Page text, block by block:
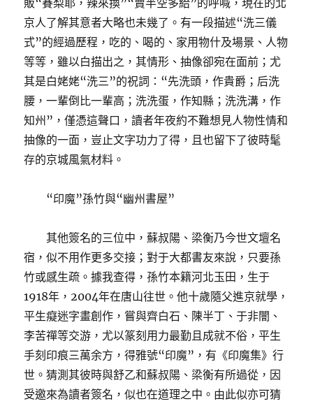
販“賽梨耶，辣來換”“賣半空多給”的呼喊，現在的北
京人了解其意者大略也未幾了。有一段描述“洗三儀
式”的經過歷程，吃的、喝的、家用物什及場景、人物
等等，雖以白描出之，其情形、抽像卻宛在面前；尤
其是白姥姥“洗三”的祝詞：“先洗頭，作貴爵；后洗
腰，一輩倒比一輩高；洗洗蛋，作知縣；洗洗溝，作
知州”，僅憑這聲口，讀者年夜約不難想見人物性情和
抽像的一面，豈止文字功力了得，且也留下了彼時髦
存的京城風氣材料。
“印魔”孫竹與“幽州書屋”
其他簽名的三位中，蘇叔陽、梁衡乃今世文壇名
宿，似不用作更多交接；對于大都書友來說，只要孫
竹或感生疏。據我查得，孫竹本籍河北玉田，生于
1918年，2004年在唐山往世。他十歲隨父進京就學，
平生癡迷字畫創作，嘗與齊白石、陳半丁、于非闇、
李苦禪等交游，尤以篆刻用力最勤且成就不俗，平生
手刻印痕三萬余方，得雅號“印魔”，有《印魔集》行
世。猜測其彼時與舒乙和蘇叔陽、梁衡有所過從，因
受邀來為讀者簽名，似也在道理之中。由此似亦可猜